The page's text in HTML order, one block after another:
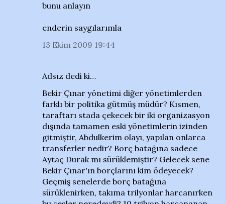
bunu anlayın
enderin saygılarımla
13 Ekim 2009 19:44
Adsız dedi ki…
Bekir Çınar yönetimi diğer yönetimlerden
farklı bir politika gütmüş müdür? Kısmen,
taraftarı stada çekecek bir iki organizasyon
dışında tamamen eski yönetimlerin izinden
gitmiştir, Abdulkerim olayı, yapılan onlarca
transferler nedir? Borç batağına sadece
Aytaç Durak mı sürüklemiştir? Gelecek sene
Bekir Çınar'ın borçlarını kim ödeyecek?
Geçmiş senelerde borç batağına
sürüklenirken, takıma trilyonlar harcanırken